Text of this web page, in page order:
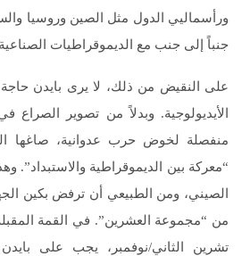
ورأسماليي الدول مثل الصين وروسيا
جنباً إلى جنب مع الديموقراطيات
على النقيض من ذلك، لا يرى بايدن حاجة
الأيديولوجية. وبدلاً من تصوير الصراع
منفصلة لخوض حرب عدوانية، صاغها
“معركة بين الديموقراطية والاستبداد”.
الصيني، ومن الطبيعي أن ترفض بكين
من “مجموعة العشرين”. في القمة
تشرين الثاني/نوفمبر، يجب على بايدن